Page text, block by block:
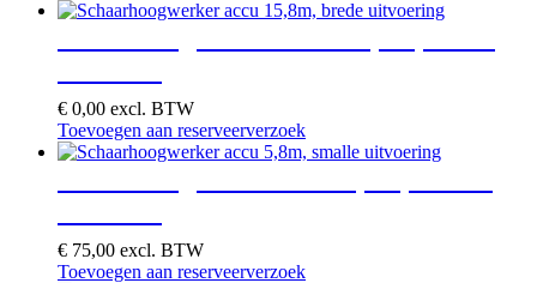
€ 0,00 excl. BTW
Toevoegen aan reserveerverzoek
€ 75,00 excl. BTW
Toevoegen aan reserveerverzoek